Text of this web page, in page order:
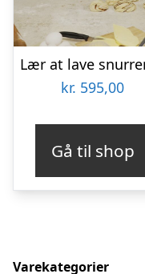
kr. 595,00
Gå til shop
Varekategorier